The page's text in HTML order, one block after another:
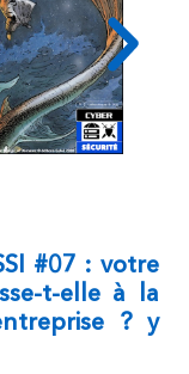
#07 : votre
t-elle à la
? y